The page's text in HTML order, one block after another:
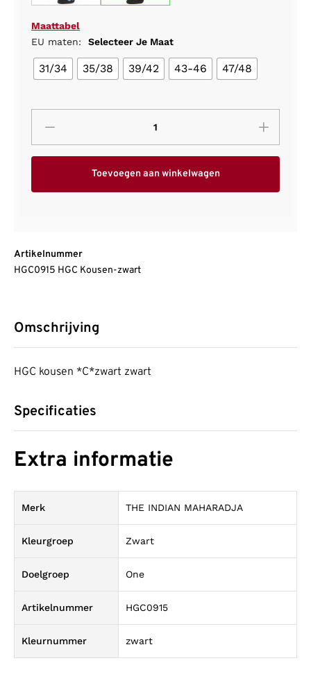
Maattabel
EU maten:
Selecteer Je Maat
31/34 35/38 39/42 43-46 47/48
Toevoegen aan winkelwagen
Artikelnummer
HGC0915 HGC Kousen-zwart
Omschrijving
HGC kousen *C*zwart zwart
Specificaties
Extra informatie
Merk THE INDIAN MAHARADJA
Kleurgroep Zwart
Doelgroep One
Artikelnummer HGC0915
Kleurnummer zwart